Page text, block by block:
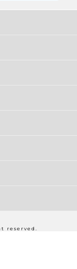
reserved.